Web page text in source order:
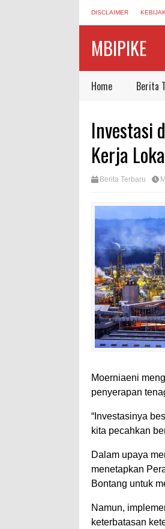
DISCLAIMER
MBIPIKE
Home Berita
Investasi
Kerja
Berita Terbaru
Moerniaeni
penyerapan
“Investasinya
kita pecahkan
Dalam upaya
menetapkan
Bontang untuk
Namun,
keterbatasan